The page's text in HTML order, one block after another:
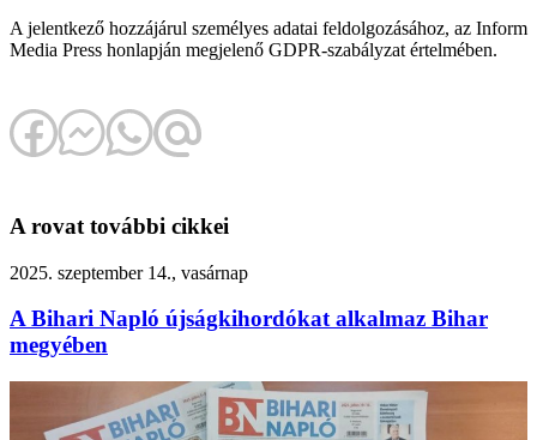
A jelentkező hozzájárul személyes adatai feldolgozásához, az Inform
Media Press honlapján megjelenő GDPR-szabályzat értelmében.
A rovat további cikkei
2025. szeptember 14., vasárnap
A Bihari Napló újságkihordókat alkalmaz Bihar
megyében